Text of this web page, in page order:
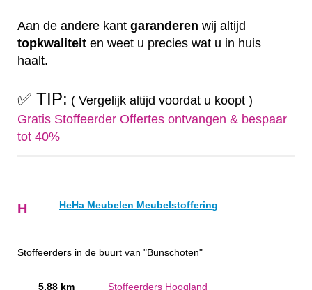
Aan de andere kant garanderen wij altijd
topkwaliteit en weet u precies wat u in huis
haalt.
✅ TIP: ( Vergelijk altijd voordat u koopt )
Gratis Stoffeerder Offertes ontvangen & bespaar
tot 40%
H HeHa Meubelen Meubelstoffering
Stoffeerders in de buurt van "Bunschoten"
5.88 km Stoffeerders Hoogland